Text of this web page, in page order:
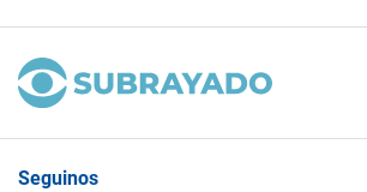
Seguinos